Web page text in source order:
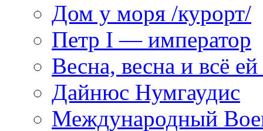
Дом у моря /курорт/
Петр I — император
Весна, весна и всё
Дайнюс Нумгаудис
Международный